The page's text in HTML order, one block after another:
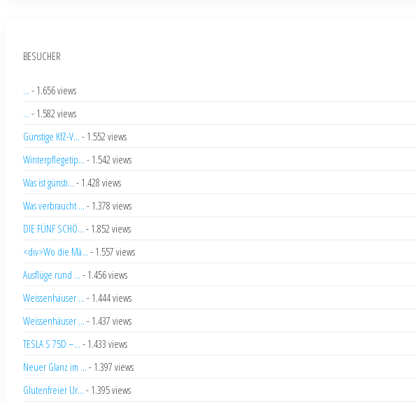
BESUCHER
... - 1.656 views
... - 1.582 views
Günstige KfZ-V... - 1.552 views
Winterpflegetip... - 1.542 views
Was ist günsti... - 1.428 views
Was verbraucht ... - 1.378 views
DIE FÜNF SCHÖ... - 1.852 views
<div>Wo die Mä... - 1.557 views
Ausflüge rund ... - 1.456 views
Weissenhäuser ... - 1.444 views
Weissenhäuser ... - 1.437 views
TESLA S 75D –... - 1.433 views
Neuer Glanz im ... - 1.397 views
Glutenfreier Ur... - 1.395 views